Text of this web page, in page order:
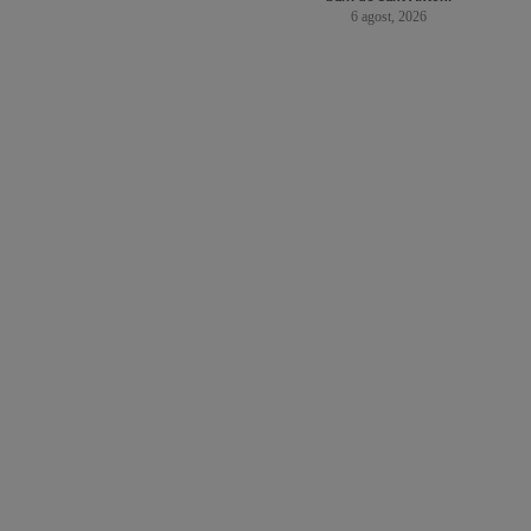
6 agost, 2026